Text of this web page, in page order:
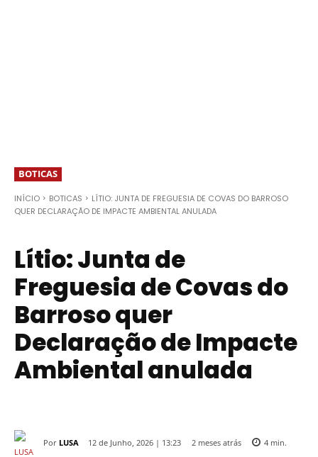
BOTICAS
INÍCIO BOTICAS
LÍTIO: JUNTA DE FREGUESIA DE COVAS DO BARROSO
QUER DECLARAÇÃO DE IMPACTE AMBIENTAL ANULADA
Lítio: Junta de
Freguesia de Covas do
Barroso quer
Declaração de Impacte
Ambiental anulada
Por LUSA 12 de Junho, 2026 | 13:23 2 meses atrás 4 min.